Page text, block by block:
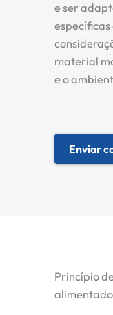
e ser
material
e o
Enviar
Princípio